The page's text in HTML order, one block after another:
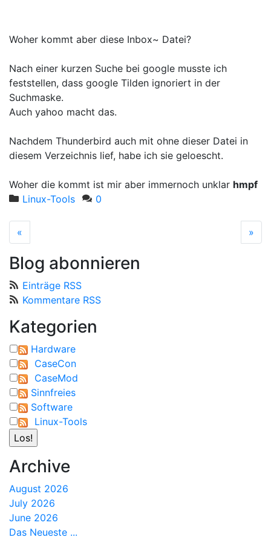
Woher kommt aber diese Inbox~ Datei?
Nach einer kurzen Suche bei google musste ich
feststellen, dass google Tilden ignoriert in der
Suchmaske.
Auch yahoo macht das.
Nachdem Thunderbird auch mit ohne dieser Datei in
diesem Verzeichnis lief, habe ich sie geloescht.
Woher die kommt ist mir aber immernoch unklar hmpf
Linux-Tools
0
« »
Blog abonnieren
Einträge RSS
Kommentare RSS
Kategorien
Hardware
CaseCon
CaseMod
Sinnfreies
Software
Linux-Tools
Archive
August 2026
July 2026
June 2026
Das Neueste ...